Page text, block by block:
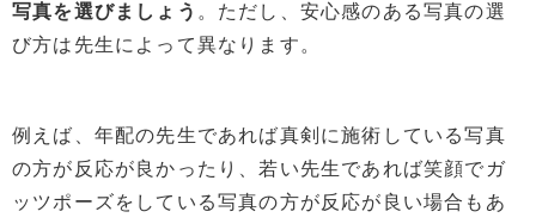
写真を選びましょう 。ただし、安心感のある写真の選
び方は先生によって異なります。
例えば、年配の先生であれば真剣に施術している写真
の方が反応が良かったり、若い先生であれば笑顔でガ
ッツポーズをしている写真の方が反応が良い場合もあ